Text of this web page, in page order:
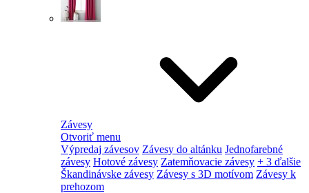
Závesy
Otvoriť menu
Výpredaj závesov Závesy do altánku Jednofarebné
závesy Hotové závesy Zatemňovacie závesy + 3 ďalšie
Škandinávske závesy Závesy s 3D motívom Závesy k
prehozom